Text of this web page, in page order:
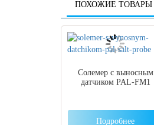
ПОХОЖИЕ ТОВАРЫ
Солемер с выносным
датчиком PAL-FM1
Подробнее